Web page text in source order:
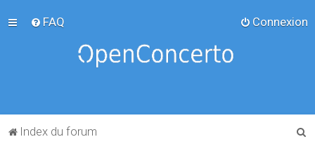
FAQ Connexion
Index du forum